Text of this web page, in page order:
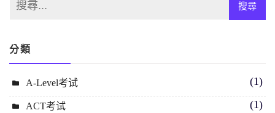
分類
A-Level考试 (1)
ACT考试 (1)